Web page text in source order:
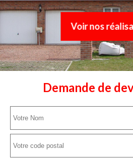
Voir nos
Demande de